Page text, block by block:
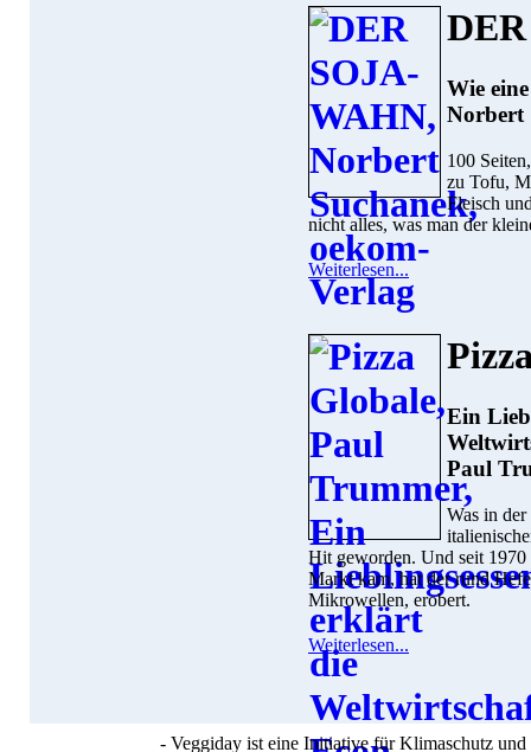
Wie
Norbert
100
zu Tofu,
Fleisch
nicht alles, was man der
Weiterlesen...
Ein
Paul
Was in
Hit geworden. Und seit
Markt kam, hat der rund
Mikrowellen, erobert.
Weiterlesen...
- Veggiday ist eine Initiative für Klimaschutz